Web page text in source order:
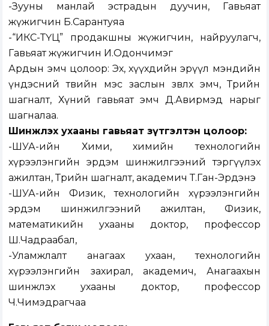
-Зууны манлай эстрадын дуучин, Гавьяат
жүжигчин Б.Сарантуяа
-“ИКС-ТҮЦ” продакшны жүжигчин, найруулагч,
Гавьяат жүжигчин И.Одончимэг
Ардын эмч цолоор: Эх, хүүхдийн эрүүл мэндийн
үндэсний төвийн мэс заслын зөвлөх эмч, Төрийн
шагналт, Хүний гавьяат эмч Д.Авирмэд нарыг
шагналаа.
Шинжлэх ухааны гавьяат зүтгэлтэн цолоор:
-ШУА-ийн Хими, химийн технологийн
хүрээлэнгийн эрдэм шинжилгээний тэргүүлэх
ажилтан, Төрийн шагналт, академич Т.Ган-Эрдэнэ
-ШУА-ийн Физик, технологийн хүрээлэнгийн
эрдэм шинжилгээний ажилтан, Физик,
математикийн ухааны доктор, профессор
Ш.Чадраабал,
-Уламжлалт анагаах ухаан, технологийн
хүрээлэнгийн захирал, академич, Анагаахын
шинжлэх ухааны доктор, профессор
Ч.Чимэдрагчаа